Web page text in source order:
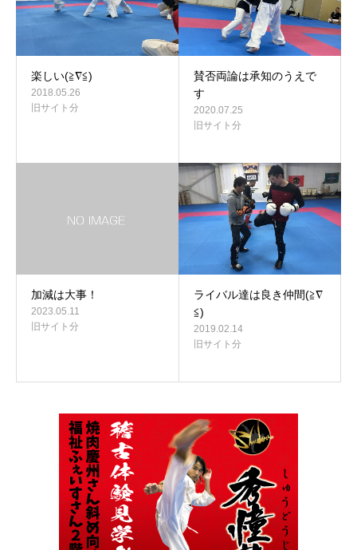
楽しい(≧∇≦)
2018.05.26
旧サイト分
賛否両論は承知のうえで
す
2020.07.25
旧サイト分
加減は大事！
2023.05.11
旧サイト分
ライバル達は良き仲間(≧∇
≦)
2019.02.14
旧サイト分